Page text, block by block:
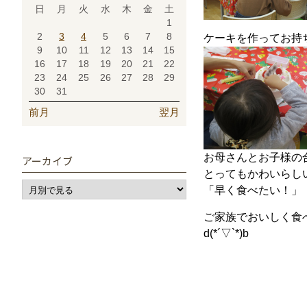
ケーキを作ってお持
お母さんとお子様の
とってもかわいら
「早く食べたい！」
ご家族でおいしく
d(*´▽`*)b
日 月 火 水 木 金
土
1
2
3 4 5 6 7
8
9
10 11 12 13 14
15
16
17 18 19 20 21
22
23
24 25 26 27 28
29
30
31
前月 翌月
アーカイブ